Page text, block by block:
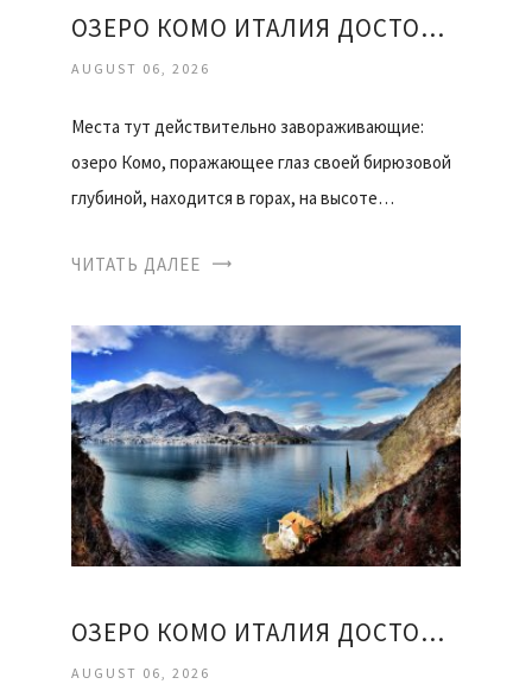
ОЗЕРО КОМО ИТАЛИЯ ДОСТОПРИМЕЧАТЕЛЬНОСТИ ОТЗЫВЫ
AUGUST 06, 2026
Места тут действительно завораживающие:
озеро Комо, поражающее глаз своей бирюзовой
глубиной, находится в горах, на высоте…
ЧИТАТЬ ДАЛЕЕ
ОЗЕРО КОМО ИТАЛИЯ ДОСТОПРИМЕЧАТЕЛЬНОСТИ
AUGUST 06, 2026